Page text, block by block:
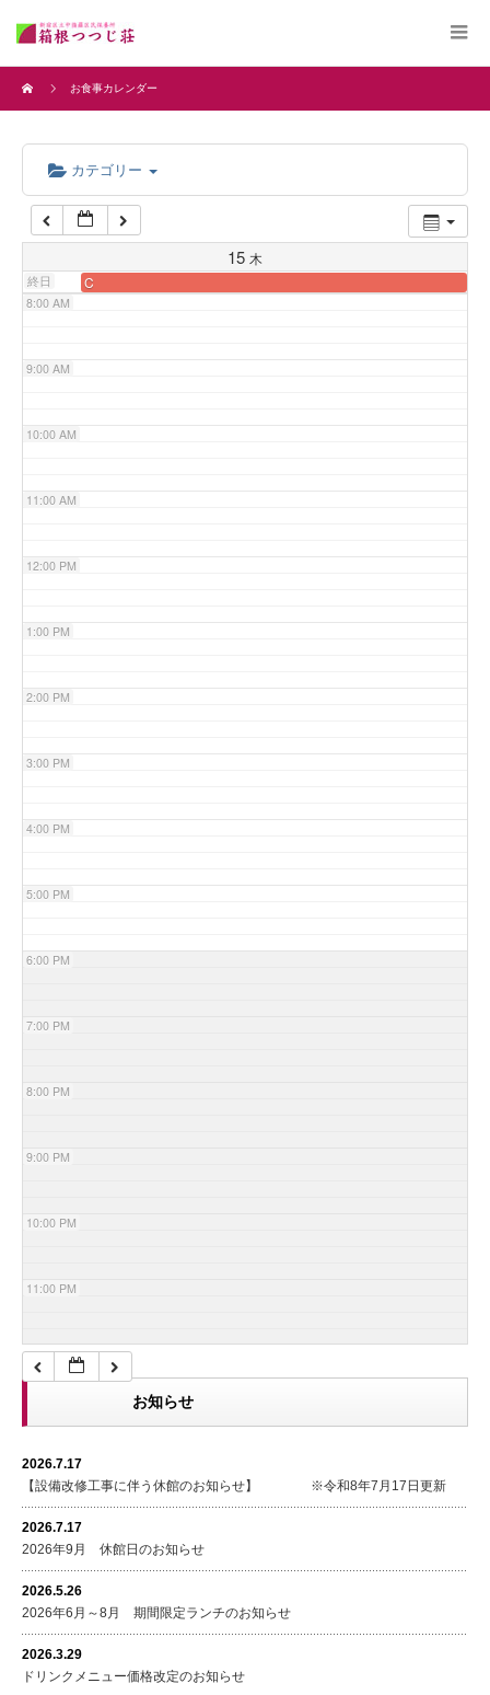
お食事カレンダー
カテゴリー
15 木
終日 C
4:00 AM
6:00 AM
7:00 AM
8:00 AM
9:00 AM
10:00 AM
11:00 AM
12:00 PM
1:00 PM
2:00 PM
3:00 PM
4:00 PM
5:00 PM
6:00 PM
7:00 PM
8:00 PM
9:00 PM
10:00 PM
11:00 PM
お知らせ
2026.7.17
【設備改修工事に伴う休館のお知らせ】 ※令和8年7月17日更新
2026.7.17
2026年9月 休館日のお知らせ
2026.5.26
2026年6月～8月 期間限定ランチのお知らせ
2026.3.29
ドリンクメニュー価格改定のお知らせ